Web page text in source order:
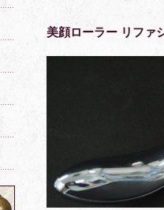
美顔ローラー リファ